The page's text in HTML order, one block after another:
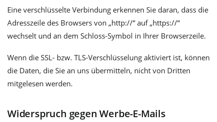
Eine verschlüsselte Verbindung erkennen Sie daran, dass die
Adresszeile des Browsers von „http://“ auf „https://“
wechselt und an dem Schloss-Symbol in Ihrer Browserzeile.
Wenn die SSL- bzw. TLS-Verschlüsselung aktiviert ist, können
die Daten, die Sie an uns übermitteln, nicht von Dritten
mitgelesen werden.
Widerspruch gegen Werbe-E-Mails